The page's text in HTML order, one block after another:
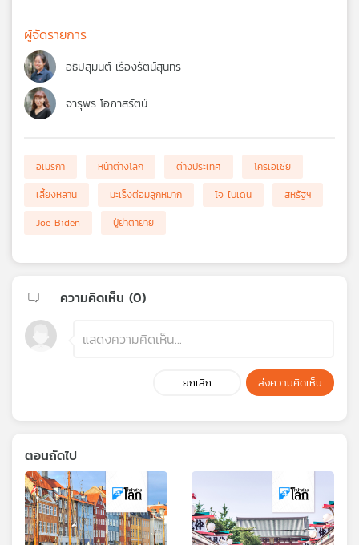
ผู้จัดรายการ
อธิปสุมนต์ เรืองรัตน์สุนทร
จารุพร โอภาสรัตน์
อเมริกา หน้าต่างโลก ต่างประเทศ
โครเอเชีย
เลี้ยงหลาน
มะเร็งต่อมลูกหมาก โจ ไบเดน
สหรัฐฯ
Joe Biden
ปู่ย่าตายาย
ความคิดเห็น (0)
ยกเลิก ส่งความคิดเห็น
ตอนถัดไป